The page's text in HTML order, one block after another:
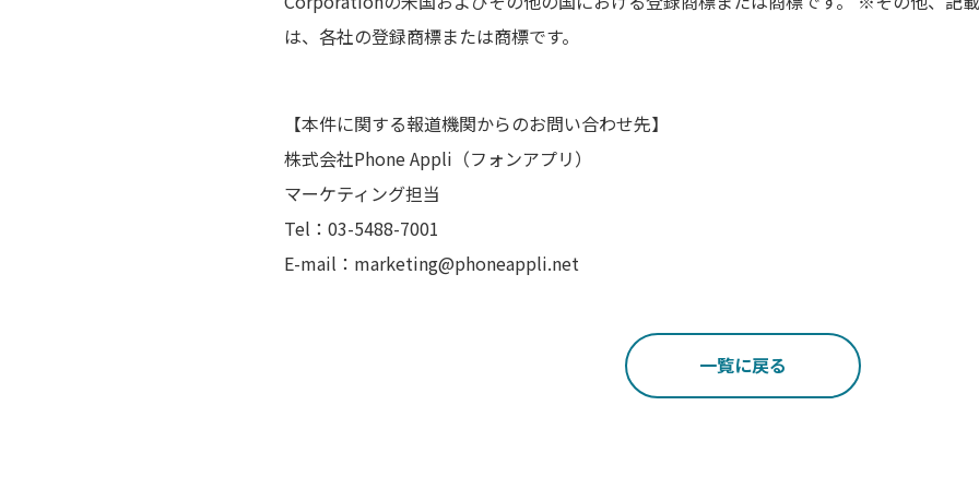
は、各社の登録商標または商標です。
【本件に関する報道機関からのお問い合わせ先】
株式会社Phone Appli（フォンアプリ）
マーケティング担当
Tel：03-5488-7001
E-mail：marketing@phoneappli.net
一覧に戻る